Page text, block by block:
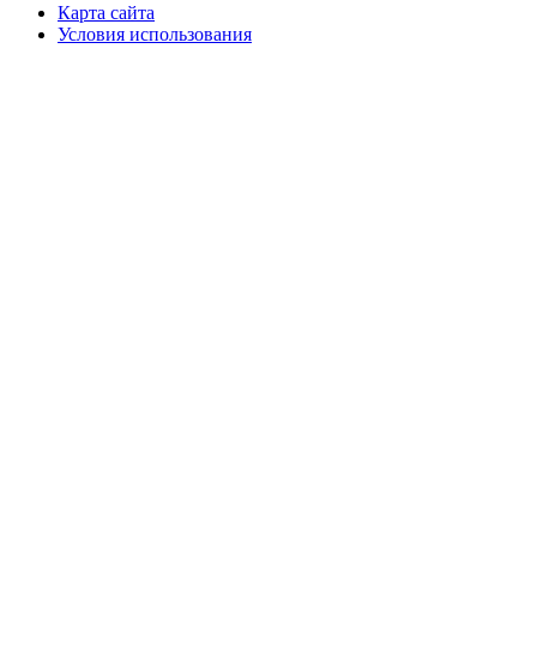
Карта сайта
Условия использования